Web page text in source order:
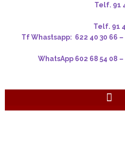
Telf. 91 478 14
Telf. 91 478 14
Tf Whastsapp: 622 40 30 66 –
WhatsApp 602 68 54 08